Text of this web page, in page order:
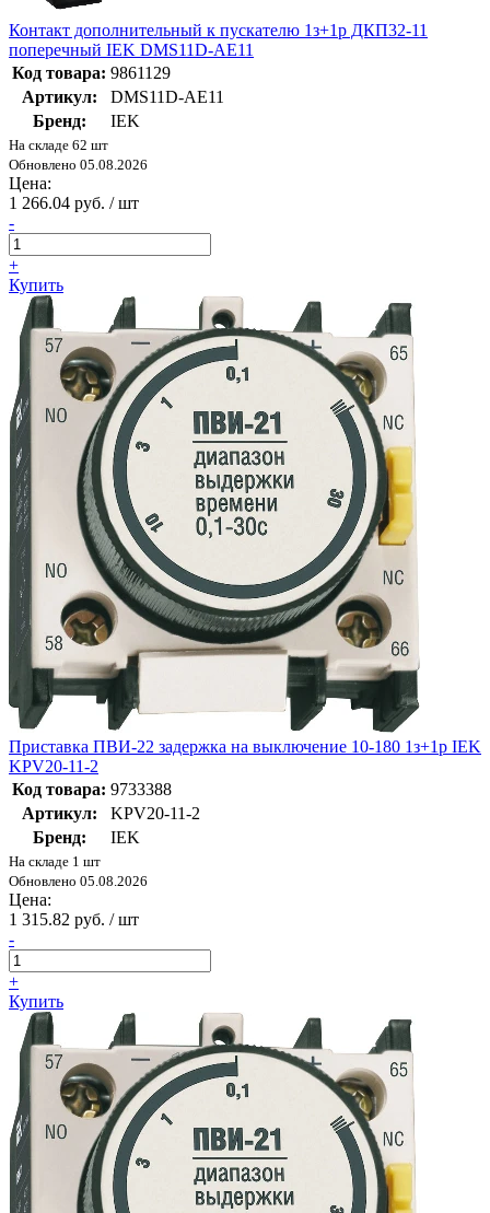
Контакт дополнительный к пускателю 1з+1р ДКП32-11
поперечный IEK DMS11D-AE11
Код товара: 9861129
Артикул:
DMS11D-AE11
Бренд:
IEK
На складе 62 шт
Обновлено 05.08.2026
Цена:
1 266.04 руб. / шт
-
+
Купить
Приставка ПВИ-22 задержка на выключение 10-180 1з+1р IEK
KPV20-11-2
Код товара: 9733388
Артикул:
KPV20-11-2
Бренд:
IEK
На складе 1 шт
Обновлено 05.08.2026
Цена:
1 315.82 руб. / шт
-
+
Купить